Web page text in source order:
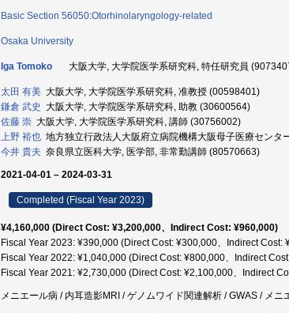
Basic Section 56050:Otorhinolaryngology-related
Osaka University
Iga Tomoko 大阪大学, 大学院医学系研究科, 特任研究員
太田 有美 大阪大学, 大学院医学系研究科, 准教授 (00598401)
鎌倉 武史 大阪大学, 大学院医学系研究科, 助教 (30600564)
佐藤 崇 大阪大学, 大学院医学系研究科, 講師 (30756002)
上野 裕也 地方独立行政法人大阪府立病院機構大阪母子医療セン
今井 貴夫 奈良県立医科大学, 医学部, 非常勤講師 (80570663)
2021-04-01 – 2024-03-31
Completed (Fiscal Year 2023)
¥4,160,000 (Direct Cost: ¥3,200,000、Indirect Cost: ¥960,000)
Fiscal Year 2023: ¥390,000 (Direct Cost: ¥300,000、Indirect Cost:
Fiscal Year 2022: ¥1,040,000 (Direct Cost: ¥800,000、Indirect
Fiscal Year 2021: ¥2,730,000 (Direct Cost: ¥2,100,000、Indirect
メニエール病 / 内耳造影MRI / ゲノムワイド関連解析 / GWAS / メ